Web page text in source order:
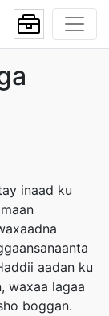
inaad ku
aadan ku
waxaa lagaa
boggan.